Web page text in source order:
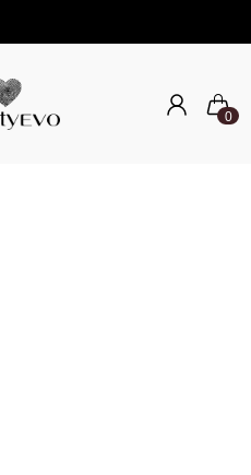
0